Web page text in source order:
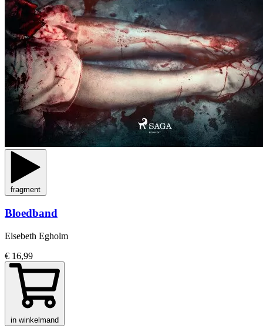
fragment
Bloedband
Elsebeth Egholm
€ 16,99
in winkelmand